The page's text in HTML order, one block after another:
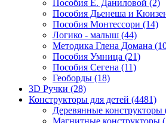
Пособия Е. Даниловой (2)
Пособия Дьенеша и
Пособия Монтессори (14)
Логико - малыш (44)
Методика Глена Домана
Пособия Умница (21)
Пособия Сегена (11)
Геоборды (18)
3D Ручки (28)
Конструкторы для детей (4481)
Деревянные конструкторы